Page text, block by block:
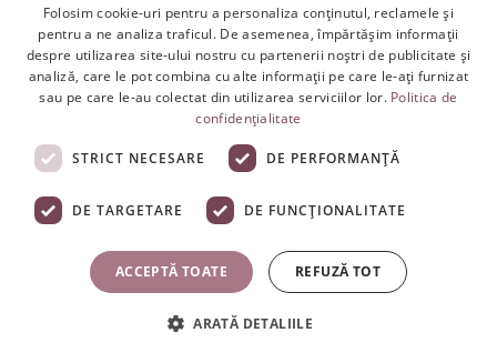
Salvează-mi numele, emailul și site-ul web
în acest navigator pentru data viitoare când o
să comentez.
CATEGORII
Frumusețe
Folosim cookie-uri pentru a personaliza conținutul, reclamele și
pentru a ne analiza traficul. De asemenea, împărtășim informații
despre utilizarea site-ului nostru cu partenerii noștri de publicitate și
analiză, care le pot combina cu alte informații pe care le-ați furnizat
sau pe care le-au colectat din utilizarea serviciilor lor. Politica de
confidențialitate
STRICT NECESARE DE PERFORMANȚĂ
DE TARGETARE DE FUNCŢIONALITATE
ACCEPTĂ TOATE REFUZĂ TOT
ARATĂ DETALIILE